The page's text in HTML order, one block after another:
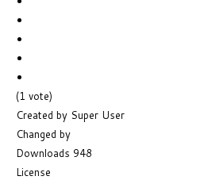
(1 vote)
Created by Super User
Changed by
Downloads 948
License